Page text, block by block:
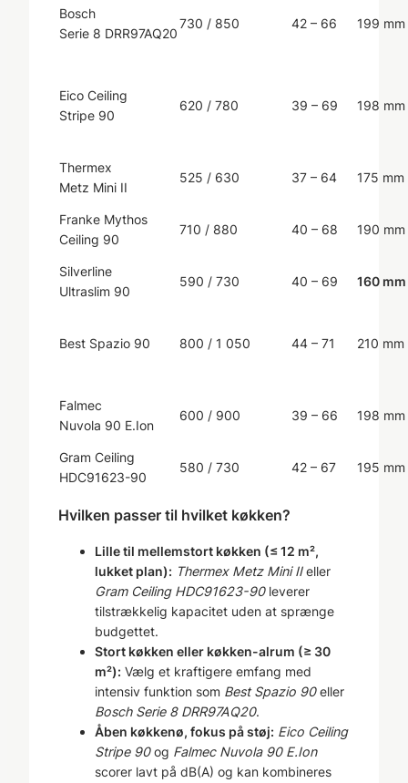
Bosch
Serie 8 DRR97AQ20
730 / 850 42 – 66 199 mm
Eico Ceiling
Stripe 90
620 / 780 39 – 69 198 mm
Thermex
Metz Mini II
525 / 630 37 – 64 175 mm
Franke Mythos
Ceiling 90
710 / 880 40 – 68 190 mm
Silverline
Ultraslim 90
590 / 730 40 – 69 160 mm
Best Spazio 90 800 / 1 050 44 – 71 210 mm
Falmec
Nuvola 90 E.Ion
600 / 900 39 – 66 198 mm
Gram Ceiling
HDC91623-90
580 / 730 42 – 67 195 mm
Hvilken passer til hvilket køkken?
Lille til mellemstort køkken (≤ 12 m²,
lukket plan): Thermex Metz Mini IIeller
Gram Ceiling HDC91623-90leverer
tilstrækkelig kapacitet uden at sprænge
budgettet.
Stort køkken eller køkken-alrum (≥ 30
m²): Vælg et kraftigere emfang med
intensiv funktion som Best Spazio 90eller
Bosch Serie 8 DRR97AQ20.
Åben køkkenø, fokus på støj: Eico Ceiling
Stripe 90og Falmec Nuvola 90 E.Ion
scorer lavt på dB(A) og kan kombineres